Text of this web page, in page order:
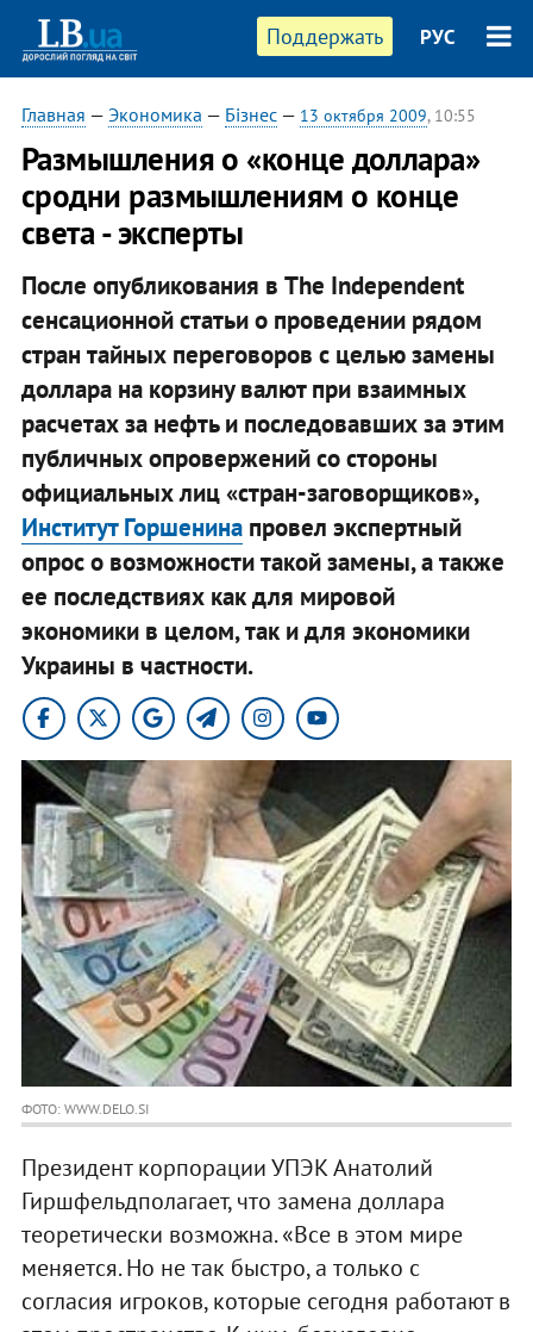
Поддержать РУС
Главная — Экономика — Бізнес— 13 октября 2009, 10:55
Размышления о «конце доллара»
сродни размышлениям о конце
света - эксперты
После опубликования в The Independent
сенсационной статьи о проведении рядом
стран тайных переговоров с целью замены
доллара на корзину валют при взаимных
расчетах за нефть и последовавших за этим
публичных опровержений со стороны
официальных лиц «стран-заговорщиков»,
Институт Горшенинапровел экспертный
опрос о возможности такой замены, а также
ее последствиях как для мировой
экономики в целом, так и для экономики
Украины в частности.
ФОТО: WWW.DELO.SI
Президент корпорации УПЭК Анатолий
Гиршфельдполагает, что замена доллара
теоретически возможна. «Все в этом мире
меняется. Но не так быстро, а только с
согласия игроков, которые сегодня работают в